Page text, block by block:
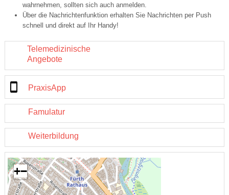
wahrnehmen, sollten sich auch anmelden.
Über die Nachrichtenfunktion erhalten Sie Nachrichten per Push
schnell und direkt auf Ihr Handy!
Telemedizinische
Angebote
PraxisApp
Famulatur
Weiterbildung
+−